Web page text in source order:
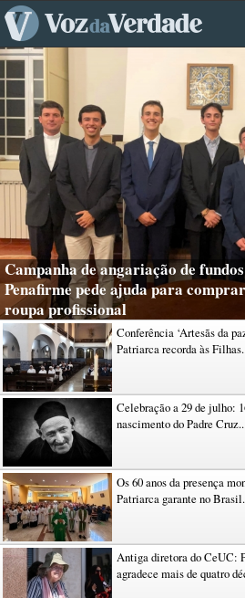
Campanha de angariação de
Penafirme pede ajuda para
roupa profissional
Conferência ‘Artesãs da
Patriarca recorda às
Celebração a 29 de julho:
nascimento do Padre
Os 60 anos da presença
Patriarca garante no
Antiga diretora do CeUC:
agradece mais de quatro